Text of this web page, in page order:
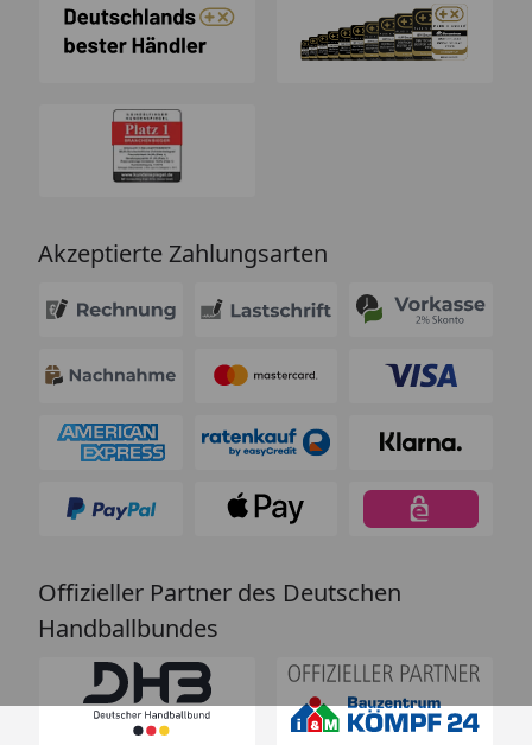
Akzeptierte Zahlungsarten
Offizieller Partner des Deutschen
Handballbundes